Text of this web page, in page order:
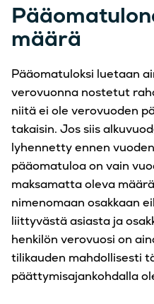
määrä
Pääomatuloksi luetaan
verovuonna nostetut
niitä ei ole verovuoden
takaisin. Jos siis
lyhennetty ennen
pääomatuloa on vain
maksamatta oleva
nimenomaan osakkaan
liittyvästä asiasta ja
henkilön verovuosi on
tilikauden mahdollisesti
päättymisajankohdalla